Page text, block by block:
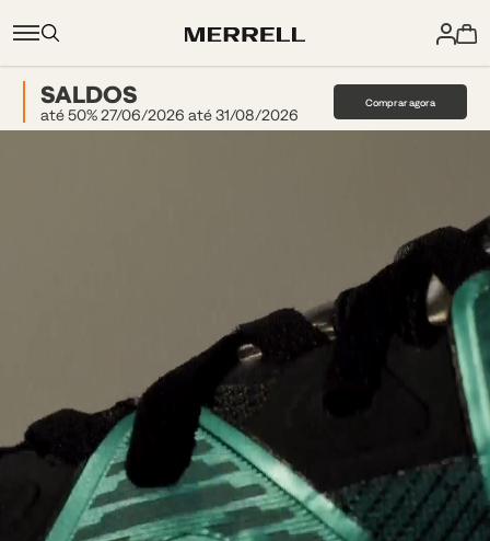
SALDOS
até 50% 27/06/2026 até 31/08/2026
Comprar agora